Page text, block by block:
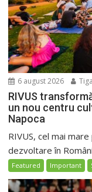
6 august 2026
RIVUS
un nou centru
Napoca
RIVUS, cel mai
dezvoltare în
Featured Important